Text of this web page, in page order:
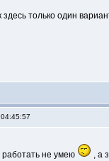
только один
работать не умею
, а